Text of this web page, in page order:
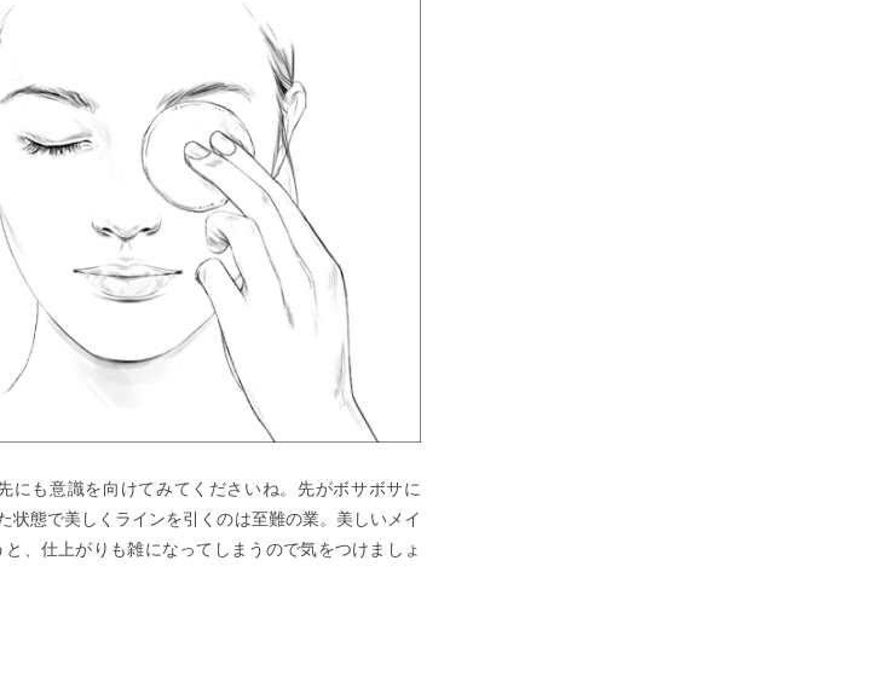
にも意識を向けてみてくださいね。先がボサボサに
状態で美しくラインを引くのは至難の業。美しいメイ
、仕上がりも雑になってしまうので気をつけましょ